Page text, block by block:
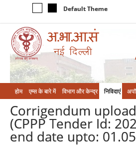
Default Theme
होम एम्‍स के बारे में विभाग और केन्‍द्र निविदाएं
Corrigendum
(CPPP Tender Id:
end date upto: